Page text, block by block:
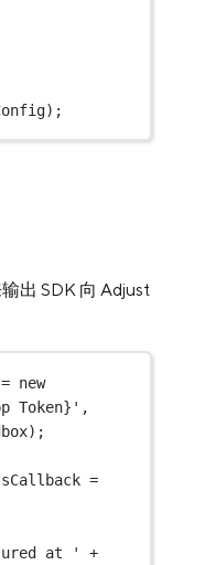
输出 SDK 向 Adjust
= new
Token}'
=
at ' +